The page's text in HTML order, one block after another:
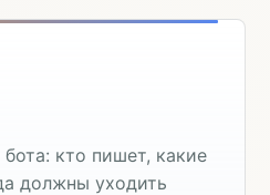
кто пишет, какие
должны уходить